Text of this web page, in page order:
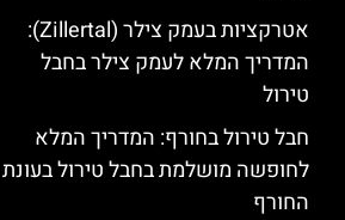
אטרקציות בעמק צילר (Zillertal):
המדריך המלא לעמק צילר בחבל
טירול
חבל טירול בחורף: המדריך המלא
לחופשה מושלמת בחבל טירול בעונת
החורף